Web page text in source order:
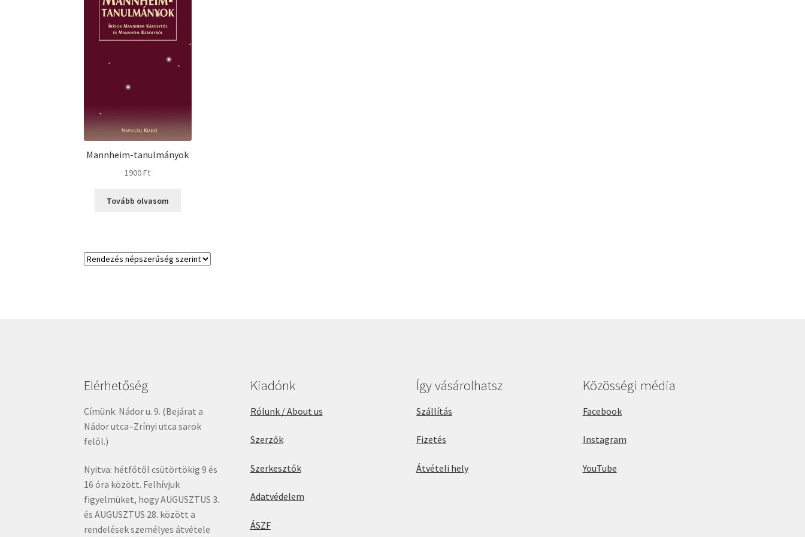
Mannheim-tanulmányok
1900Ft
Tovább olvasom
Elérhetőség
Címünk: Nádor u. 9. (Bejárat a
Nádor utca–Zrínyi utca sarok
felől.)
Nyitva: hétfőtől csütörtökig 9 és
16 óra között. Felhívjuk
figyelmüket, hogy AUGUSZTUS 3.
és AUGUSZTUS 28. között a
rendelések személyes átvétele
Kiadónk
Rólunk / About us
Szerzők
Szerkesztők
Adatvédelem
ÁSZF
Így vásárolhatsz
Szállítás
Fizetés
Átvételi hely
Közösségi média
Facebook
Instagram
YouTube